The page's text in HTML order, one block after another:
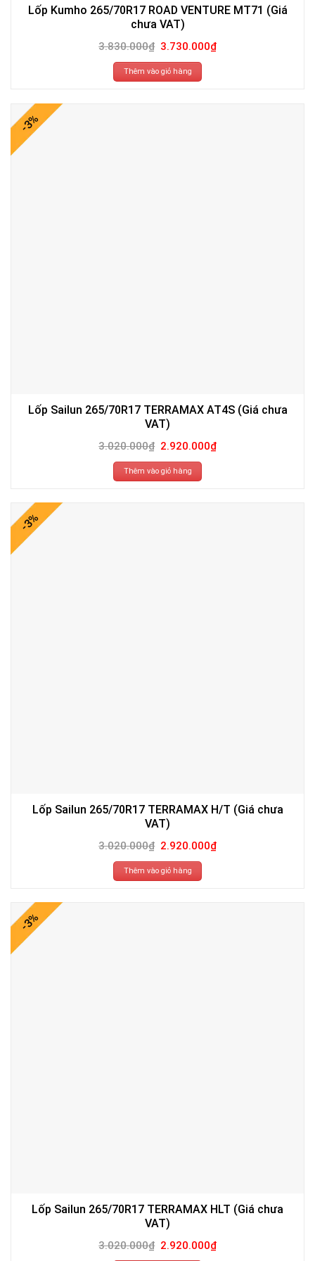
Lốp Kumho 265/70R17 ROAD VENTURE MT71 (Giá
chưa VAT)
3.830.000₫ Giá
gốc
là:
3.830.000₫.
3.730.000₫Giá
hiện
Thêm vào giỏ hàng
-3%
Lốp Sailun 265/70R17 TERRAMAX AT4S (Giá chưa
VAT)
3.020.000₫ Giá
gốc
là:
3.020.000₫.
2.920.000₫Giá
hiện
Thêm vào giỏ hàng
-3%
Lốp Sailun 265/70R17 TERRAMAX H/T (Giá chưa
VAT)
3.020.000₫ Giá
gốc
là:
3.020.000₫.
2.920.000₫Giá
hiện
Thêm vào giỏ hàng
-3%
Lốp Sailun 265/70R17 TERRAMAX HLT (Giá chưa
VAT)
3.020.000₫ Giá
gốc
2.920.000₫Giá
hiện